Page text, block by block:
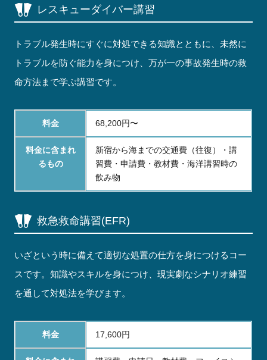
レスキューダイバー講習
トラブル発生時にすぐに対処できる知識とともに、未然に
トラブルを防ぐ能力を身につけ、万が一の事故発生時の救
命方法まで学ぶ講習です。
料金 68,200円〜
料金に含まれ
るもの
新宿から海までの交通費（往復）・講
習費・申請費・教材費・海洋講習時の
飲み物
救急救命講習(EFR)
いざという時に備えて適切な処置の仕方を身につけるコー
スです。知識やスキルを身につけ、現実劇なシナリオ練習
を通して対処法を学びます。
料金 17,600円